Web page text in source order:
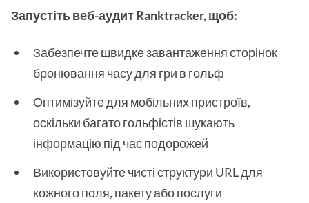
Запустіть веб-аудит Ranktracker, щоб:
Забезпечте швидке завантаження сторінок
бронювання часу для гри в гольф
Оптимізуйте для мобільних пристроїв,
оскільки багато гольфістів шукають
інформацію під час подорожей
Використовуйте чисті структури URL для
кожного поля, пакету або послуги